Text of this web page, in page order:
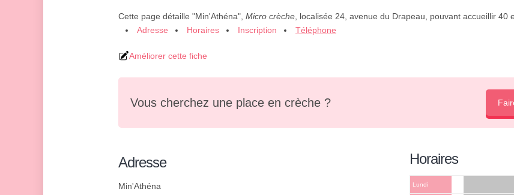
Cette page détaille "Min'Athéna", Micro crèche , localisée 24, avenue du Drapeau, pouvant accueillir 40
Adresse
Horaires Inscription Téléphone
Améliorer cette fiche
Vous cherchez une place en crèche ?
Adresse
Min'Athéna
Horaires
Lundi